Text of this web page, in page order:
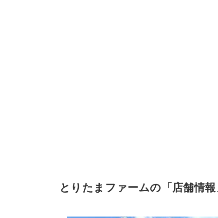
とりたまファームの「店舗情